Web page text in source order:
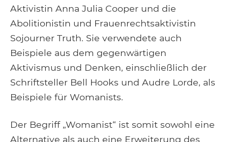
Aktivistin Anna Julia Cooper und die
Abolitionistin und Frauenrechtsaktivistin
Sojourner Truth. Sie verwendete auch
Beispiele aus dem gegenwärtigen
Aktivismus und Denken, einschließlich der
Schriftsteller Bell Hooks und Audre Lorde, als
Beispiele für Womanists.
Der Begriff „Womanist“ ist somit sowohl eine
Alternative als auch eine Erweiterung des